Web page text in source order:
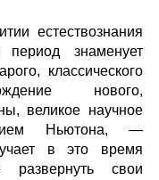
естествознания
знаменует
классического
нового,
великое научное
Ньютона, —
в это время
свои